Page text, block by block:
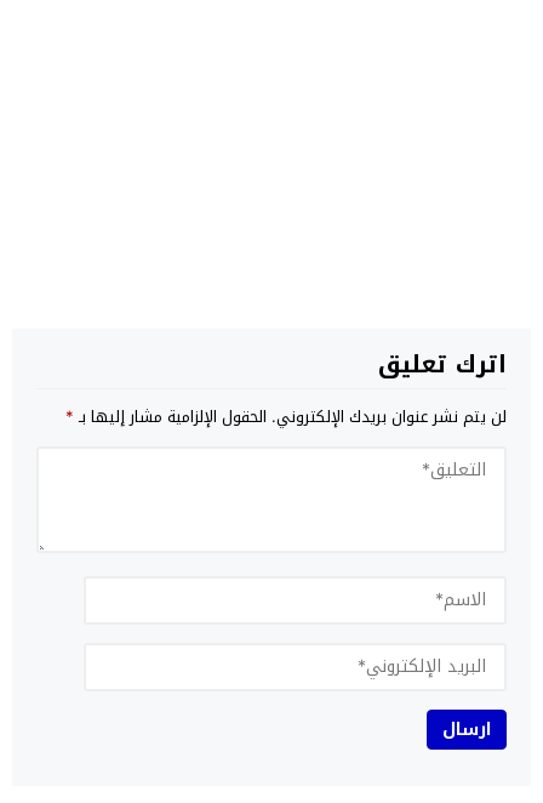
اترك تعليق
لن يتم نشر عنوان بريدك الإلكتروني. الحقول الإلزامية مشار إليها بـ*